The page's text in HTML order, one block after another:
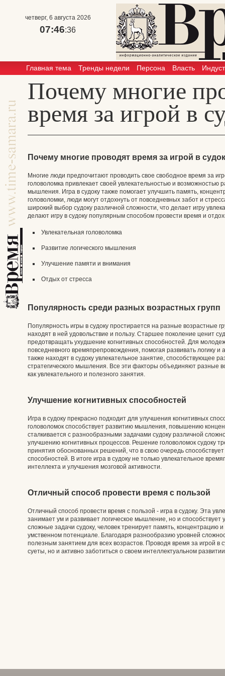
четверг, 6 августа 2026
07:46:36
Главная тема Тренды недели Персона Власть
Почему многие
время за игрой в
Почему многие проводят время за игрой в
Многие люди предпочитают проводить свое свободное время за
головоломка привлекает своей увлекательностью и возможностью
мышления. Игра в судоку также помогает улучшить память,
головоломки, люди могут отдохнуть от повседневных забот и
широкий выбор судоку различной сложности, что делает игру
делают игру в судоку популярным способом провести время и
Увлекательная головоломка
Развитие логического мышления
Улучшение памяти и внимания
Отдых от стресса
Популярность среди разных возрастных групп
Популярность игры в судоку простирается на разные возрастные
находят в ней удовольствие и пользу. Старшее поколение ценит
предотвращать ухудшение когнитивных способностей. Для
повседневного времяпрепровождения, помогая развивать логику и
также находят в судоку увлекательное занятие,
стратегического мышления. Все эти факторы объединяют разные
как увлекательного и полезного занятия.
Улучшение когнитивных способностей
Игра в судоку прекрасно подходит для улучшения когнитивных
головоломок способствует развитию мышления, повышению
сталкивается с разнообразными задачами судоку различной
улучшению когнитивных процессов. Решение головоломок судоку
принятия обоснованных решений, что в свою очередь
способностей. В итоге игра в судоку не только увлекательное
интеллекта и улучшения мозговой активности.
Отличный способ провести время с пользой
Отличный способ провести время с пользой - игра в судоку. Эта
занимает ум и развивает логическое мышление, но и
сложные задачи судоку, человек тренирует память, концентрацию
умственном потенциале. Благодаря разнообразию уровней
полезным занятием для всех возрастов. Проводя время за игрой в
суеты, но и активно заботиться о своем интеллектуальном